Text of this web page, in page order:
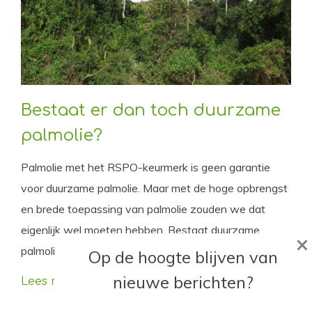
Bestaat er dan toch duurzame
palmolie?
Palmolie met het RSPO-keurmerk is geen garantie
voor duurzame palmolie. Maar met de hoge opbrengst
en brede toepassing van palmolie zouden we dat
eigenlijk wel moeten hebben. Bestaat duurzame
palmolie eigenlijk wel?
Lees meer
Op de hoogte blijven van
nieuwe berichten?
×